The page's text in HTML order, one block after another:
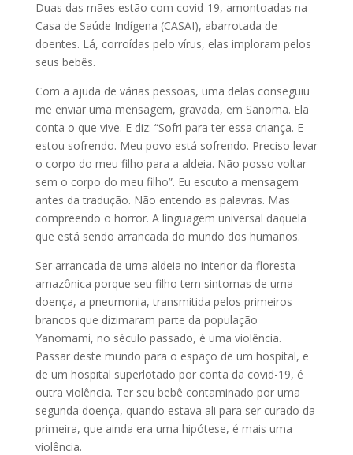
Duas das mães estão com covid-19, amontoadas na
Casa de Saúde Indígena (CASAI), abarrotada de
doentes. Lá, corroídas pelo vírus, elas imploram pelos
seus bebês.
Com a ajuda de várias pessoas, uma delas conseguiu
me enviar uma mensagem, gravada, em Sanöma. Ela
conta o que vive. E diz: “Sofri para ter essa criança. E
estou sofrendo. Meu povo está sofrendo. Preciso levar
o corpo do meu filho para a aldeia. Não posso voltar
sem o corpo do meu filho”. Eu escuto a mensagem
antes da tradução. Não entendo as palavras. Mas
compreendo o horror. A linguagem universal daquela
que está sendo arrancada do mundo dos humanos.
Ser arrancada de uma aldeia no interior da floresta
amazônica porque seu filho tem sintomas de uma
doença, a pneumonia, transmitida pelos primeiros
brancos que dizimaram parte da população
Yanomami, no século passado, é uma violência.
Passar deste mundo para o espaço de um hospital, e
de um hospital superlotado por conta da covid-19, é
outra violência. Ter seu bebê contaminado por uma
segunda doença, quando estava ali para ser curado da
primeira, que ainda era uma hipótese, é mais uma
violência.